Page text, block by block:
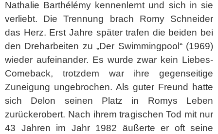
Nathalie Barthélémy kennenlernt und sich in sie
verliebt. Die Trennung brach Romy Schneider
das Herz. Erst Jahre später trafen die beiden bei
den Dreharbeiten zu „Der Swimmingpool“ (1969)
wieder aufeinander. Es wurde zwar kein Liebes-
Comeback, trotzdem war ihre gegenseitige
Zuneigung ungebrochen. Als guter Freund hatte
sich Delon seinen Platz in Romys Leben
zurückerobert. Nach ihrem tragischen Tod mit nur
43 Jahren im Jahr 1982 äußerte er oft seine